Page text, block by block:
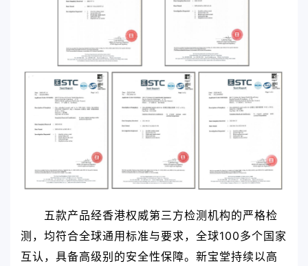
五款产品经香港权威第三方检测机构的严格检
测，均符合全球通用标准与要求，全球100多个国家
互认，具备高级别的安全性保障。新宝堂持续以高